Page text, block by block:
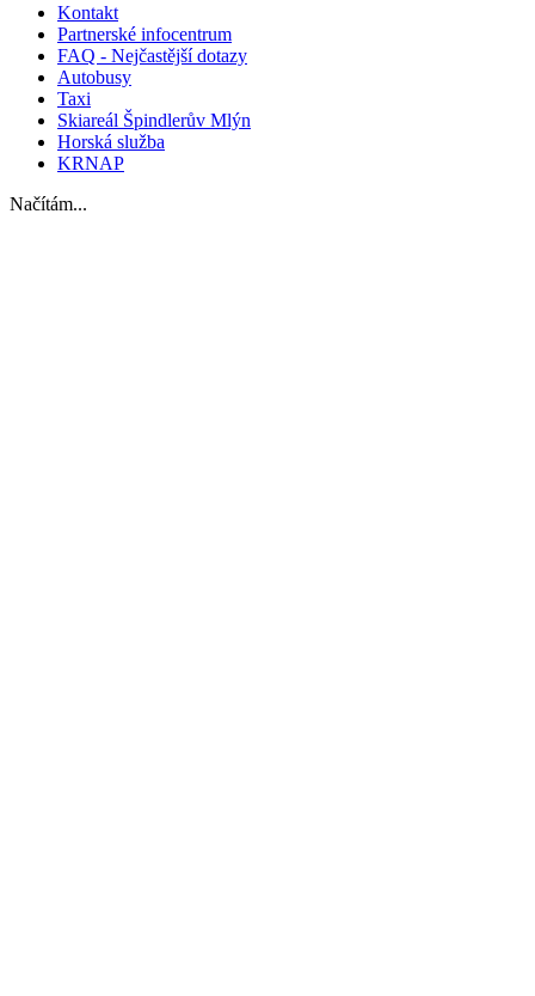
Kontakt
Partnerské infocentrum
FAQ - Nejčastější dotazy
Autobusy
Taxi
Skiareál Špindlerův Mlýn
Horská služba
KRNAP
Načítám...